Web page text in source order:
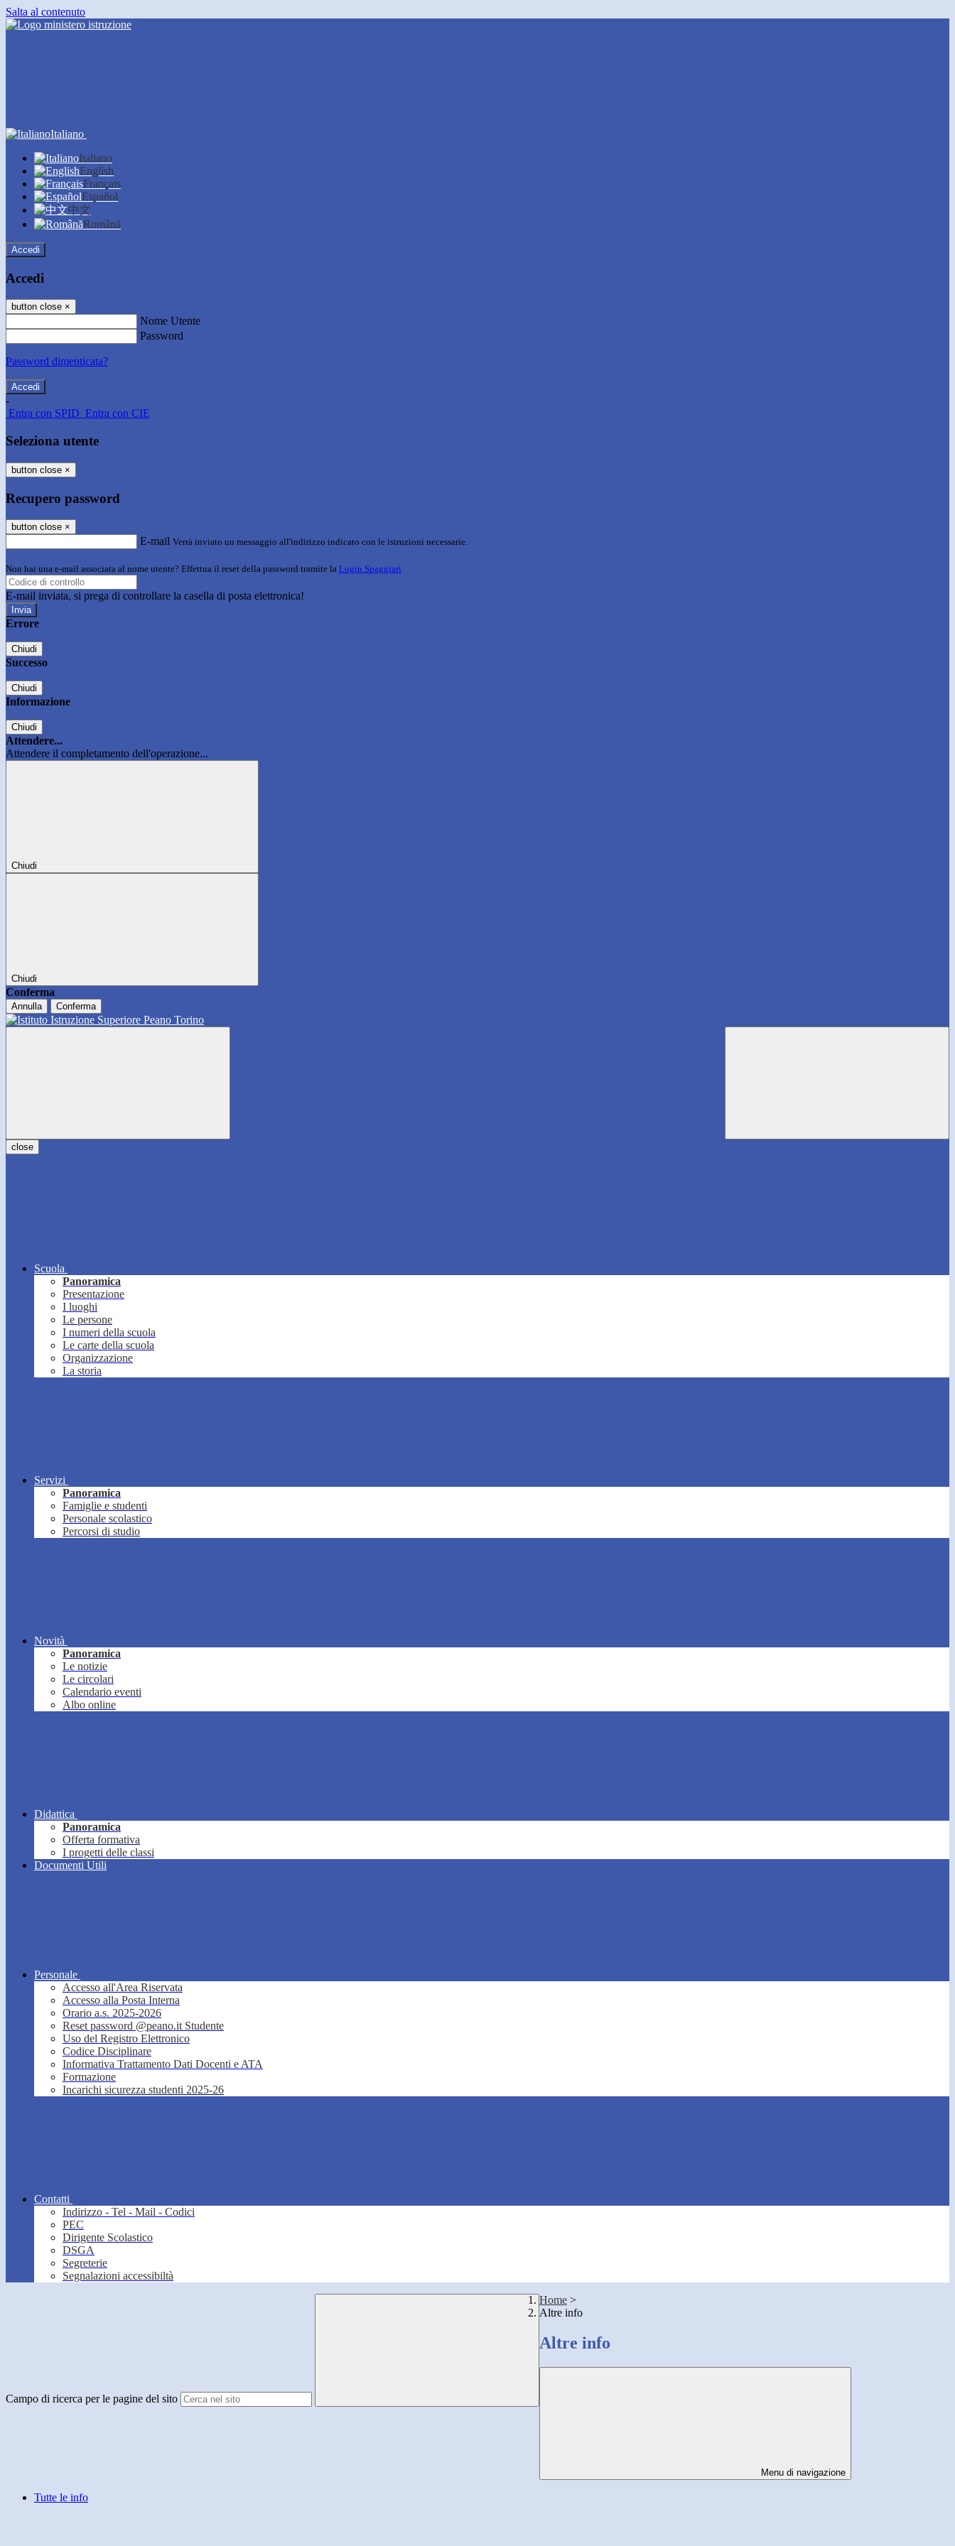
Salta al contenuto
Italiano
Italiano
English
Français
Español
中文
Română
Accedi
Accedi
button close ×
Nome Utente
Password
Password dimenticata?
-
Entra con SPID Entra con CIE
Seleziona utente
button close ×
Recupero password
button close ×
E-mail Verrà inviato un messaggio all'indirizzo indicato con le istruzioni necessarie.
Non hai una e-mail associata al nome utente? Effettua il reset della password tramite la Login Spaggiari
E-mail inviata, si prega di controllare la casella di posta elettronica!
Errore
Chiudi
Successo
Chiudi
Informazione
Chiudi
Attendere...
Attendere il completamento dell'operazione...
Chiudi
Chiudi
Conferma
Annulla Conferma
close
Scuola
Panoramica
Presentazione
I luoghi
Le persone
I numeri della scuola
Le carte della scuola
Organizzazione
La storia
Servizi
Panoramica
Famiglie e studenti
Personale scolastico
Percorsi di studio
Novità
Panoramica
Le notizie
Le circolari
Calendario eventi
Albo online
Didattica
Panoramica
Offerta formativa
I progetti delle classi
Documenti Utili
Personale
Accesso all'Area Riservata
Accesso alla Posta Interna
Orario a.s. 2025-2026
Reset password @peano.it Studente
Uso del Registro Elettronico
Codice Disciplinare
Informativa Trattamento Dati Docenti e ATA
Formazione
Incarichi sicurezza studenti 2025-26
Contatti
Indirizzo - Tel - Mail - Codici
PEC
Dirigente Scolastico
DSGA
Segreterie
Segnalazioni accessibiltà
Campo di ricerca per le pagine del sito
Home >
Altre info
Altre info
Menu di navigazione
Tutte le info